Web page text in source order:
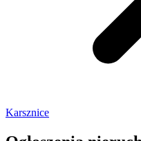
Karsznice